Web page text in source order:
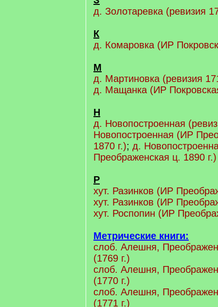
д. Золотаревка (ревизия
К
д. Комаровка (ИР
М
д. Мартиновка (ревизия
д. Мащанка (ИР
Н
д. Новопостроенная
Новопостроенная (ИР
1870 г.); д.
Преображенская ц. 1890 г.)
Р
хут. Разинков (ИР
хут. Разинков (ИР
хут. Роспопин (ИР
Метрические книги:
cлоб. Алешня,
(1769 г.)
cлоб. Алешня,
(1770 г.)
cлоб. Алешня,
(1771 г.)